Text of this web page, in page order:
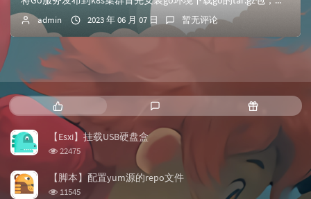
admin 2023 年 06 月 07 日 暂无评论
热
门
文
章
新
评
随
机
章
【Esxi】挂载USB硬盘盒
浏
次
数:
22475
【脚本】配置yum源的repo文件
浏
11545